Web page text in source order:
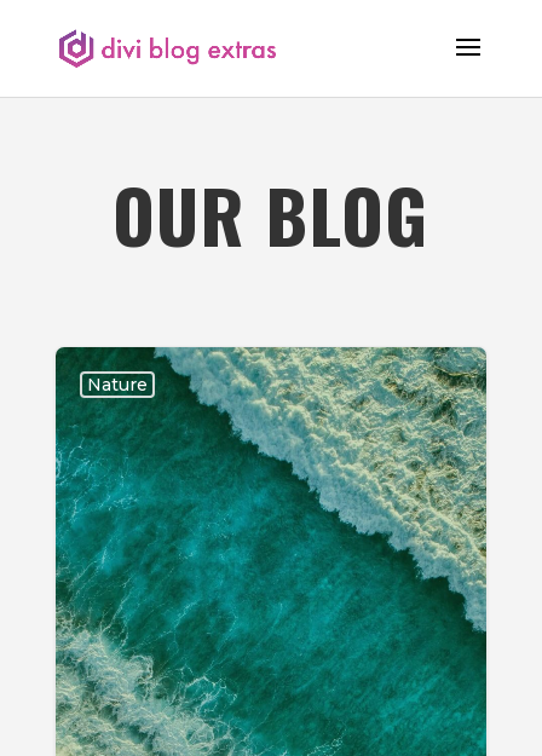
OUR BLOG
Nature